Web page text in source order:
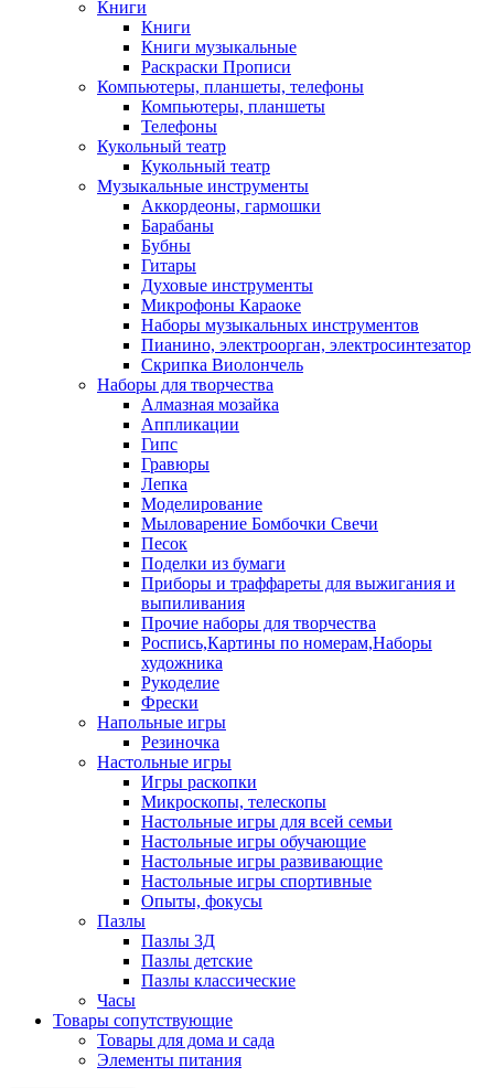
Книги
Книги
Книги музыкальные
Раскраски Прописи
Компьютеры, планшеты, телефоны
Компьютеры, планшеты
Телефоны
Кукольный театр
Кукольный театр
Музыкальные инструменты
Аккордеоны, гармошки
Барабаны
Бубны
Гитары
Духовые инструменты
Микрофоны Караоке
Наборы музыкальных инструментов
Пианино, электроорган, электросинтезатор
Скрипка Виолончель
Наборы для творчества
Алмазная мозайка
Аппликации
Гипс
Гравюры
Лепка
Моделирование
Мыловарение Бомбочки Свечи
Песок
Поделки из бумаги
Приборы и траффареты для выжигания и
выпиливания
Прочие наборы для творчества
Роспись,Картины по номерам,Наборы
художника
Рукоделие
Фрески
Напольные игры
Резиночка
Настольные игры
Игры раскопки
Микроскопы, телескопы
Настольные игры для всей семьи
Настольные игры обучающие
Настольные игры развивающие
Настольные игры спортивные
Опыты, фокусы
Пазлы
Пазлы 3Д
Пазлы детские
Пазлы классические
Часы
Товары сопутствующие
Товары для дома и сада
Элементы питания